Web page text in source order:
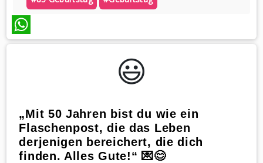
WhatsApp
😃️
„Mit 50 Jahren bist du wie ein
Flaschenpost, die das Leben
derjenigen bereichert, die dich
finden. Alles Gute!“ 💌😊